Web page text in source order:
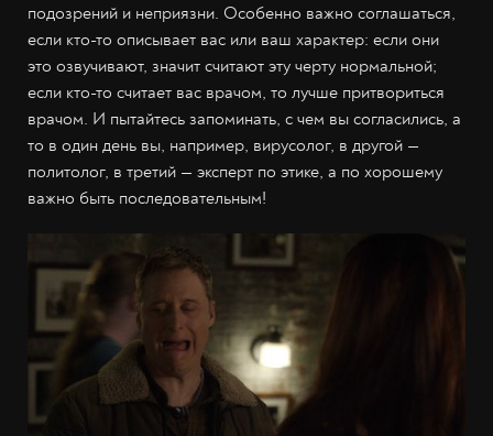
подозрений и неприязни. Особенно важно соглашаться,
если кто-то описывает вас или ваш характер: если они
это озвучивают, значит считают эту черту нормальной;
если кто-то считает вас врачом, то лучше притвориться
врачом. И пытайтесь запоминать, с чем вы согласились, а
то в один день вы, например, вирусолог, в другой —
политолог, в третий — эксперт по этике, а по хорошему
важно быть последовательным!